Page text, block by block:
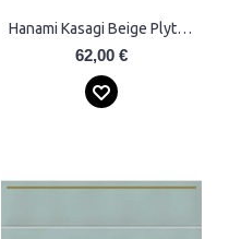
Hanami Kasagi Beige Plytelės
62,00 €